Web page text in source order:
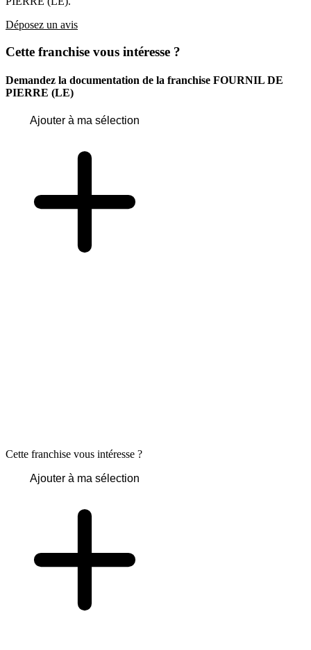
Déposez un avis
Cette franchise vous intéresse ?
Demandez la documentation de la franchise FOURNIL DE
PIERRE (LE)
Ajouter à ma sélection
Cette franchise vous intéresse ?
Ajouter à ma sélection